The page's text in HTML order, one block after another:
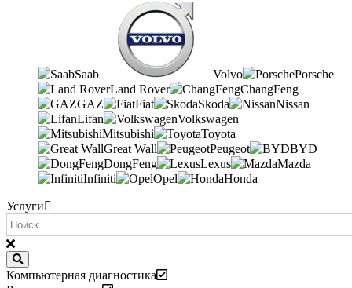
Saab Volvo
Porsche
Land Rover
ChangFeng
GAZ
Fiat Skoda
Nissan
Lifan
Volkswagen
Mitsubishi
Toyota
Great Wall
Peugeot
BYD
DongFeng
Lexus
Mazda
Infiniti
Opel Honda
Услуги
Компьютерная диагностика